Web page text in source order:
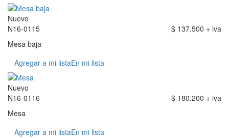
Nuevo
N16-0115
$ 137.500 + iva
Mesa baja
Agregar a mi listaEn mi lista
Nuevo
N16-0116
$ 180.200 + iva
Mesa
Agregar a mi listaEn mi lista